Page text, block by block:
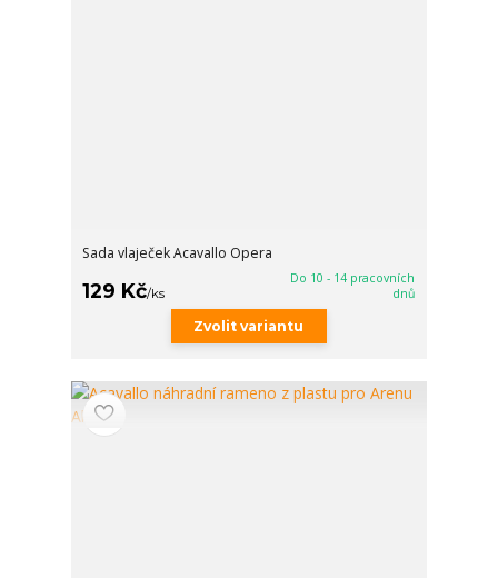
Sada vlaječek Acavallo Opera
129 Kč/ks
Do 10 - 14 pracovních
dnů
Zvolit variantu